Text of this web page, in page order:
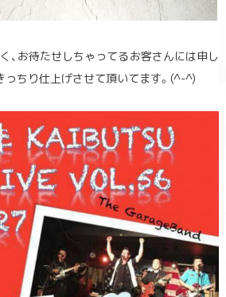
、お待たせしちゃってるお客さんには申し
っちり仕上げさせて頂いてます。(^-^)